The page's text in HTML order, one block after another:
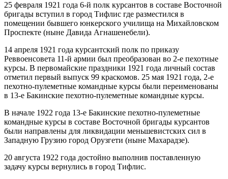
25 февраля 1921 года 6-й полк курсантов в составе Восточной
бригады вступил в город Тифлис где разместился в
помещении бывшего юнкерского училища на Михайловском
Проспекте (ныне Давида Агнашенебели).
14 апреля 1921 года курсантский полк по приказу
Реввоенсовета 11-й армии был преобразован во 2-е пехотные
курсы. В первомайские праздники 1921 года личный состав
отметил первый выпуск 99 краскомов. 25 мая 1921 года, 2-е
пехотно-пулеметные командные курсы были переименованы
в 13-е Бакинские пехотно-пулеметные командные курсы.
В начале 1922 года 13-е Бакинские пехотно-пулеметные
командные курсы в составе Восточной бригады курсантов
были направлены для ликвидации меньшевистских сил в
Западную Грузию город Орузгети (ныне Махарадзе).
20 августа 1922 года достойно выполнив поставленную
задачу курсы вернулись в город Тифлис.